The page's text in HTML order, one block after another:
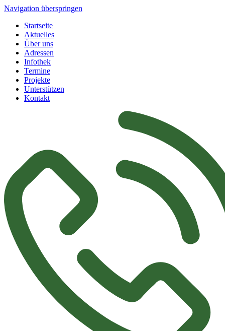
Navigation überspringen
Startseite
Aktuelles
Über uns
Adressen
Infothek
Termine
Projekte
Unterstützen
Kontakt